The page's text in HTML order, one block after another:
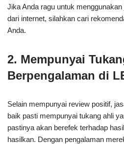
Jika Anda ragu untuk
dari internet, silahkan cari
Anda.
2. Mempunyai
Berpengalaman di
Selain mempunyai review positif,
baik pasti mempunyai tukang ahli
pastinya akan berefek terhadap
hasilkan. Dengan pengalaman